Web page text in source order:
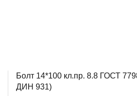
Болт 14*100 кл.пр. 8.8 ГОСТ
ДИН 931)